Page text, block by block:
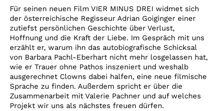
Suche
Für seinen neuen Film VIER MINUS DREI widmet sich
der österreichische Regisseur Adrian Goiginger einer
zutiefst persönlichen Geschichte über Verlust,
Hoffnung und die Kraft der Liebe. Im Gespräch mit uns
erzählt er, warum ihn das autobiografische Schicksal
von Barbara Pachl-Eberhart nicht mehr losgelassen hat,
wie er Trauer ohne Pathos inszeniert und weshalb
ausgerechnet Clowns dabei halfen, eine neue filmische
Sprache zu finden. Außerdem spricht er über die
Zusammenarbeit mit Valerie Pachner und auf welches
Projekt wir uns als nächstes freuen dürfen.